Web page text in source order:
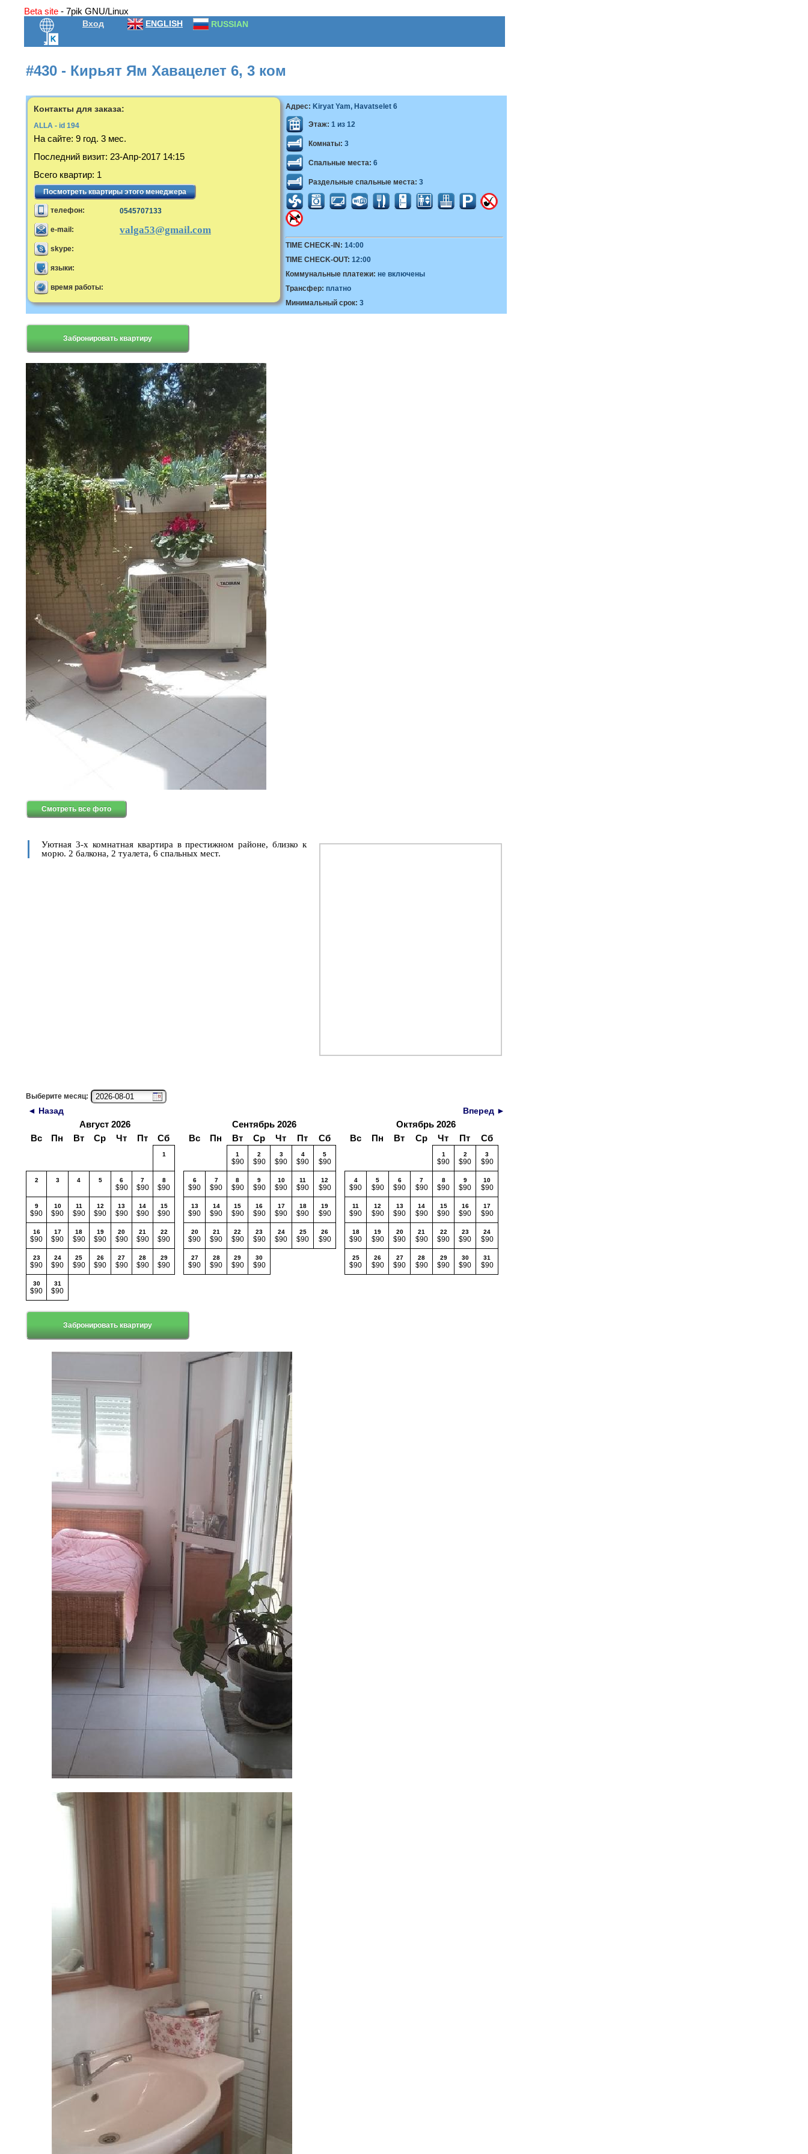
Beta site - 7pik GNU/Linux
Вход ENGLISH RUSSIAN
#430 - Кирьят Ям Хавацелет 6, 3 ком
Контакты для заказа:
ALLA - id 194
На сайте: 9 год. 3 мес.
Последний визит: 23-Апр-2017 14:15
Всего квартир: 1
Посмотреть квартиры этого менеджера
телефон: 0545707133
e-mail: valga53@gmail.com
skype:
языки:
время работы:
Адрес: Kiryat Yam, Havatselet 6
Этаж: 1 из 12
Комнаты: 3
Спальные места: 6
Раздельные спальные места: 3
TIME CHECK-IN: 14:00
TIME CHECK-OUT: 12:00
Коммунальные платежи: не включены
Трансфер: платно
Минимальный срок: 3
Забронировать квартиру
Смотреть все фото
Уютная 3-х комнатная квартира в престижном районе, близко к
морю. 2 балкона, 2 туалета, 6 спальных мест.
Выберите месяц:
◄ Назад Вперед ►
Август 2026 Сентябрь 2026
Октябрь 2026
Вс
Пн Вт Ср Чт Пт Сб Вс Пн Вт Ср Чт Пт Сб Вс Пн Вт Ср Чт Пт Сб
1 1
$90
2
$90
3
$90
4
$90
5
$90
1
$90
2
$90
3
$90
2 3 4 5 6
$90
7
$90
8
$90
6
$90
7
$90
8
$90
9
$90
10
$90
11
$90
12
$90
4
$90
5
$90
6
$90
7
$90
8
$90
9
$90
10
$90
9
$90
10
$90
11
$90
12
$90
13
$90
14
$90
15
$90
13
$90
14
$90
15
$90
16
$90
17
$90
18
$90
19
$90
11
$90
12
$90
13
$90
14
$90
15
$90
16
$90
17
$90
16
$90
17
$90
18
$90
19
$90
20
$90
21
$90
22
$90
20
$90
21
$90
22
$90
23
$90
24
$90
25
$90
26
$90
18
$90
19
$90
20
$90
21
$90
22
$90
23
$90
24
$90
23
$90
24
$90
25
$90
26
$90
27
$90
28
$90
29
$90
27
$90
28
$90
29
$90
30
$90
25
$90
26
$90
27
$90
28
$90
29
$90
30
$90
31
$90
30
$90
31
$90
Забронировать квартиру